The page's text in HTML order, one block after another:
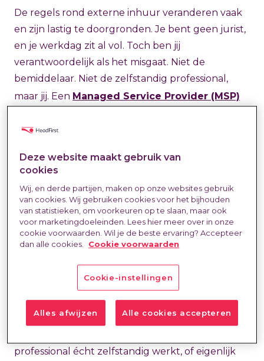
De regels rond externe inhuur veranderen vaak
en zijn lastig te doorgronden. Je bent geen jurist,
en je werkdag zit al vol. Toch ben jij
verantwoordelijk als het misgaat. Niet de
bemiddelaar. Niet de zelfstandig professional,
maar jij. Een Managed Service Provider (MSP)
Welke wetten zijn
relevant?
Er zijn meerdere wetten van toepassing op
externe inhuur. Hieronder de belangrijkste op
1. Wet DBA (Deregulering Beoordeling
Arbeidsrelatie)
De Wet DBA bepaalt of er sprake is van een
professional écht zelfstandig werkt, of eigenlijk
Deze website maakt gebruik van
cookies
Wij, en derde partijen, maken op onze websites gebruik
van cookies. Wij gebruiken cookies voor het bijhouden
van statistieken, om voorkeuren op te slaan, maar ook
voor marketingdoeleinden. Lees hier meer over in onze
cookie voorwaarden. Wil je de beste ervaring? Accepteer
dan alle cookies.
Cookie voorwaarden
Cookie-instellingen
Alles afwijzen Alle cookies accepteren